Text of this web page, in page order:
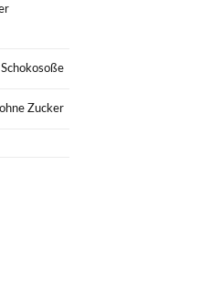
Zucker